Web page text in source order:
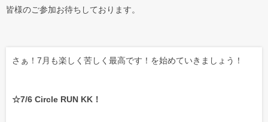
皆様のご参加お待ちしております。
さぁ！7月も楽しく苦しく最高です！を始めていきましょう！
☆7/6 Circle RUN KK！